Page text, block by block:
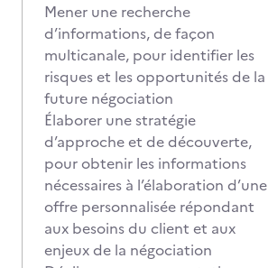
Mener une recherche
d’informations, de façon
multicanale, pour identifier les
risques et les opportunités de la
future négociation
Élaborer une stratégie
d’approche et de découverte,
pour obtenir les informations
nécessaires à l’élaboration d’une
offre personnalisée répondant
aux besoins du client et aux
enjeux de la négociation